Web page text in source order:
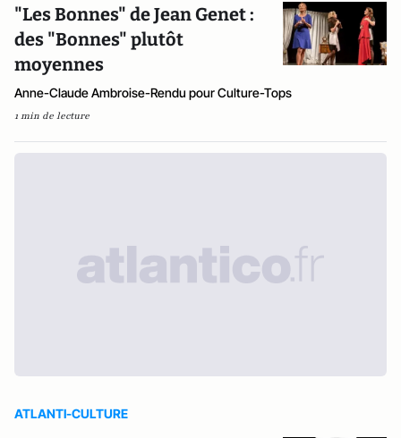
"Les Bonnes" de Jean Genet :
des "Bonnes" plutôt
moyennes
Anne-Claude Ambroise-Rendu pour Culture-Tops
1 min de lecture
ATLANTI-CULTURE